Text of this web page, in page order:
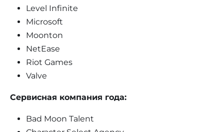
Level Infinite
Microsoft
Moonton
NetEase
Riot Games
Valve
Сервисная компания года:
Bad Moon Talent